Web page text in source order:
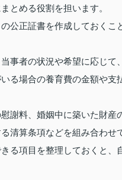
とめる役割を担います。
公正証書を作成しておく
事者の状況や希望に応じて
る場合の養育費の金額や
謝料、婚姻中に築いた財
清算条項などを組み合わせ
る項目を整理しておくと